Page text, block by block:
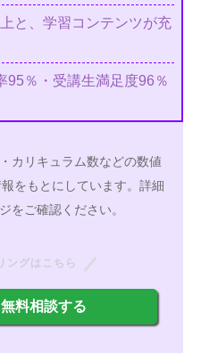
と、学習コンテンツが充
95％・受講生満足度96％
カリキュラム数などの数値
をもとにしています。詳細
をご確認ください。
ングはこちら
料相談する